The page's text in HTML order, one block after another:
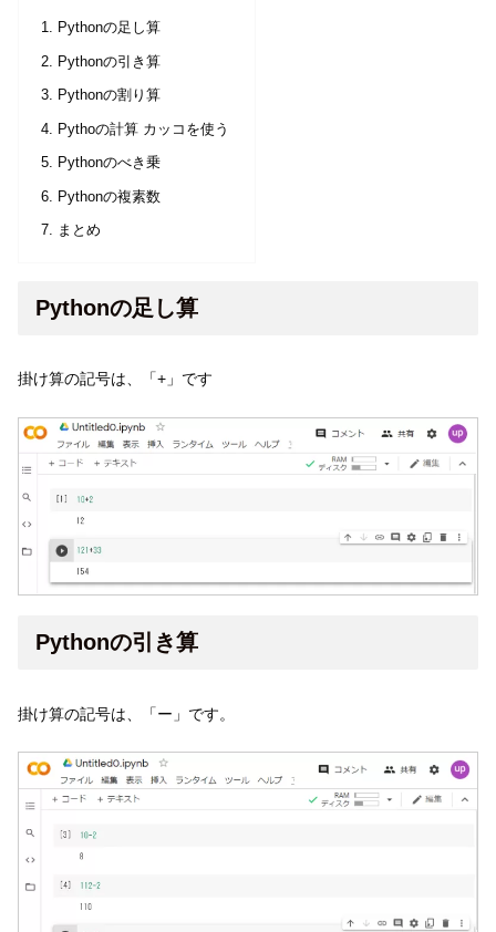
Pythonの足し算
Pythonの引き算
Pythonの割り算
Pythoの計算 カッコを使う
Pythonのべき乗
Pythonの複素数
まとめ
Pythonの足し算
掛け算の記号は、「+」です
Pythonの引き算
掛け算の記号は、「ー」です。